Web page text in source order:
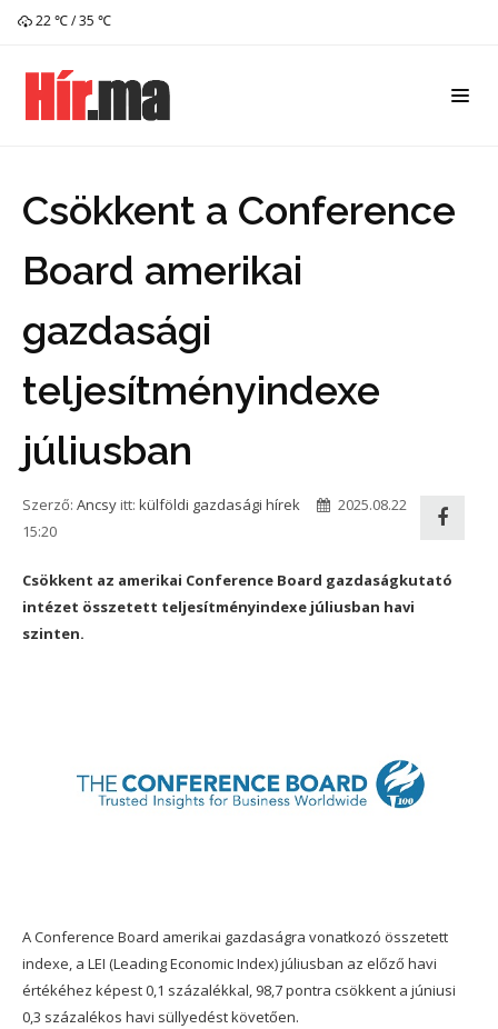
22 ℃ / 35 ℃
Csökkent a Conference
Board amerikai
gazdasági
teljesítményindexe
júliusban
Szerző: Ancsy itt: külföldi gazdasági hírek
2025.08.22
15:20
Csökkent az amerikai Conference Board gazdaságkutató
intézet összetett teljesítményindexe júliusban havi
szinten.
A Conference Board amerikai gazdaságra vonatkozó összetett
indexe, a LEI (Leading Economic Index) júliusban az előző havi
értékéhez képest 0,1 százalékkal, 98,7 pontra csökkent a júniusi
0,3 százalékos havi süllyedést követően.